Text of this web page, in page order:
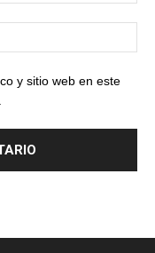
y sitio web en este